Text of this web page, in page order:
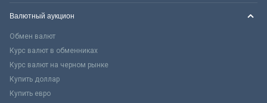
Валютный аукцион
Обмен валют
Курс валют в обменниках
Курс валют на черном рынке
Купить доллар
Купить евро